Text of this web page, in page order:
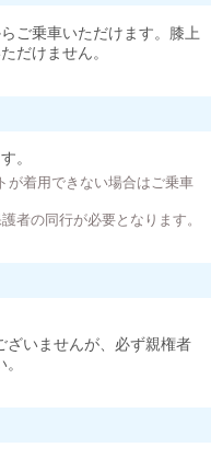
ご乗車いただけます。膝上
だけません。
。
が着用できない場合はご乗車
者の同行が必要となります。
ざいませんが、必ず親権者